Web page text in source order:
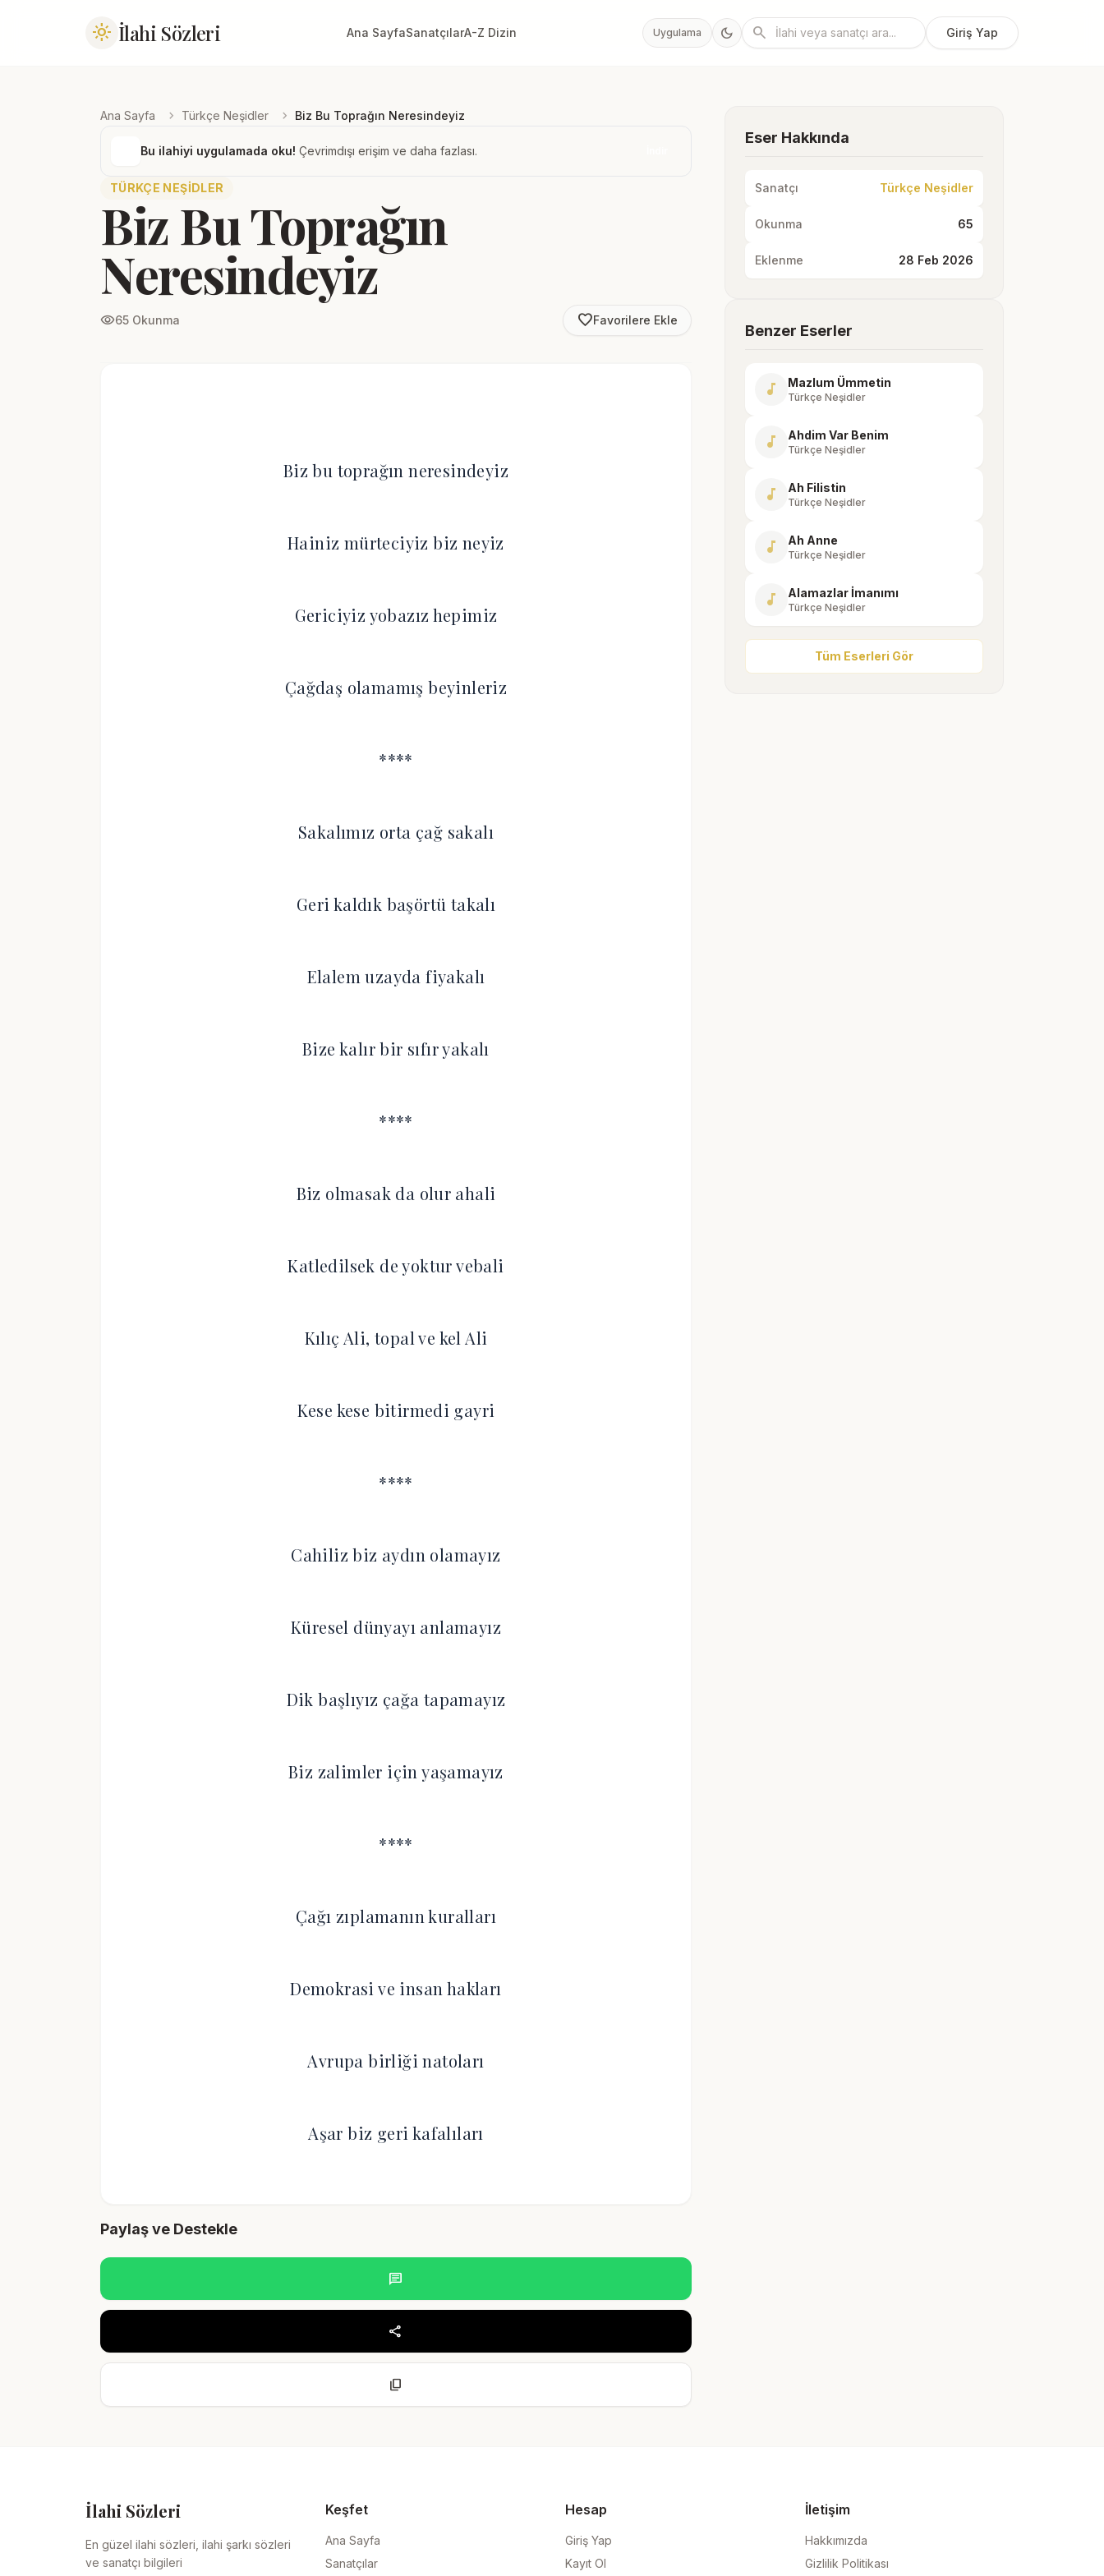
light_mode İlahi Sözleri Ana SayfaSanatçılarA-Z Dizin Uygulama dark_mode search Giriş Yap
Ana Sayfa chevron_right Türkçe Neşidler chevron_right Biz Bu Toprağın Neresindeyiz
Bu ilahiyi uygulamada oku! Çevrimdışı erişim ve daha fazlası.
TÜRKÇE NEŞIDLER
Biz Bu Toprağın
Neresindeyiz
visibility65 Okunma favorite_borderFavorilere Ekle
Biz bu toprağın neresindeyiz
Hainiz mürteciyiz biz neyiz
Gericiyiz yobazız hepimiz
Çağdaş olamamış beyinleriz
****
Sakalımız orta çağ sakalı
Geri kaldık başörtü takalı
Elalem uzayda fiyakalı
Bize kalır bir sıfır yakalı
****
Biz olmasak da olur ahali
Katledilsek de yoktur vebali
Kılıç Ali, topal ve kel Ali
Kese kese bitirmedi gayri
****
Cahiliz biz aydın olamayız
Küresel dünyayı anlamayız
Dik başlıyız çağa tapamayız
Biz zalimler için yaşamayız
****
Çağı zıplamanın kuralları
Demokrasi ve insan hakları
Avrupa birliği natoları
Aşar biz geri kafalıları
Paylaş ve Destekle
chat
share
content_copy
Eser Hakkında
Sanatçı Türkçe Neşidler
Okunma 65
Eklenme 28 Feb 2026
Benzer Eserler
music_note Mazlum Ümmetin
Türkçe Neşidler
music_note Ahdim Var Benim
Türkçe Neşidler
music_note Ah Filistin
Türkçe Neşidler
music_note Ah Anne
Türkçe Neşidler
music_note Alamazlar İmanımı
Türkçe Neşidler
Tüm Eserleri Gör
İlahi Sözleri
En güzel ilahi sözleri, ilahi şarkı sözleri
ve sanatçı bilgileri
Keşfet
Ana Sayfa
Sanatçılar
Hesap
Giriş Yap
Kayıt Ol
İletişim
Hakkımızda
Gizlilik Politikası